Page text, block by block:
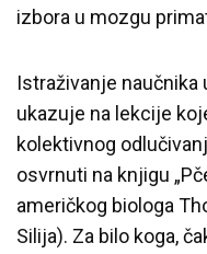
izbora u mozgu
Istraživanje naučnika
ukazuje na lekcije
kolektivnog
osvrnuti na knjigu
američkog biologa
Silija). Za bilo koga,